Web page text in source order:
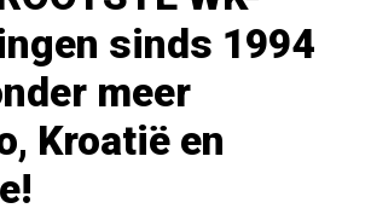
sinds 1994
meer
Kroatië en